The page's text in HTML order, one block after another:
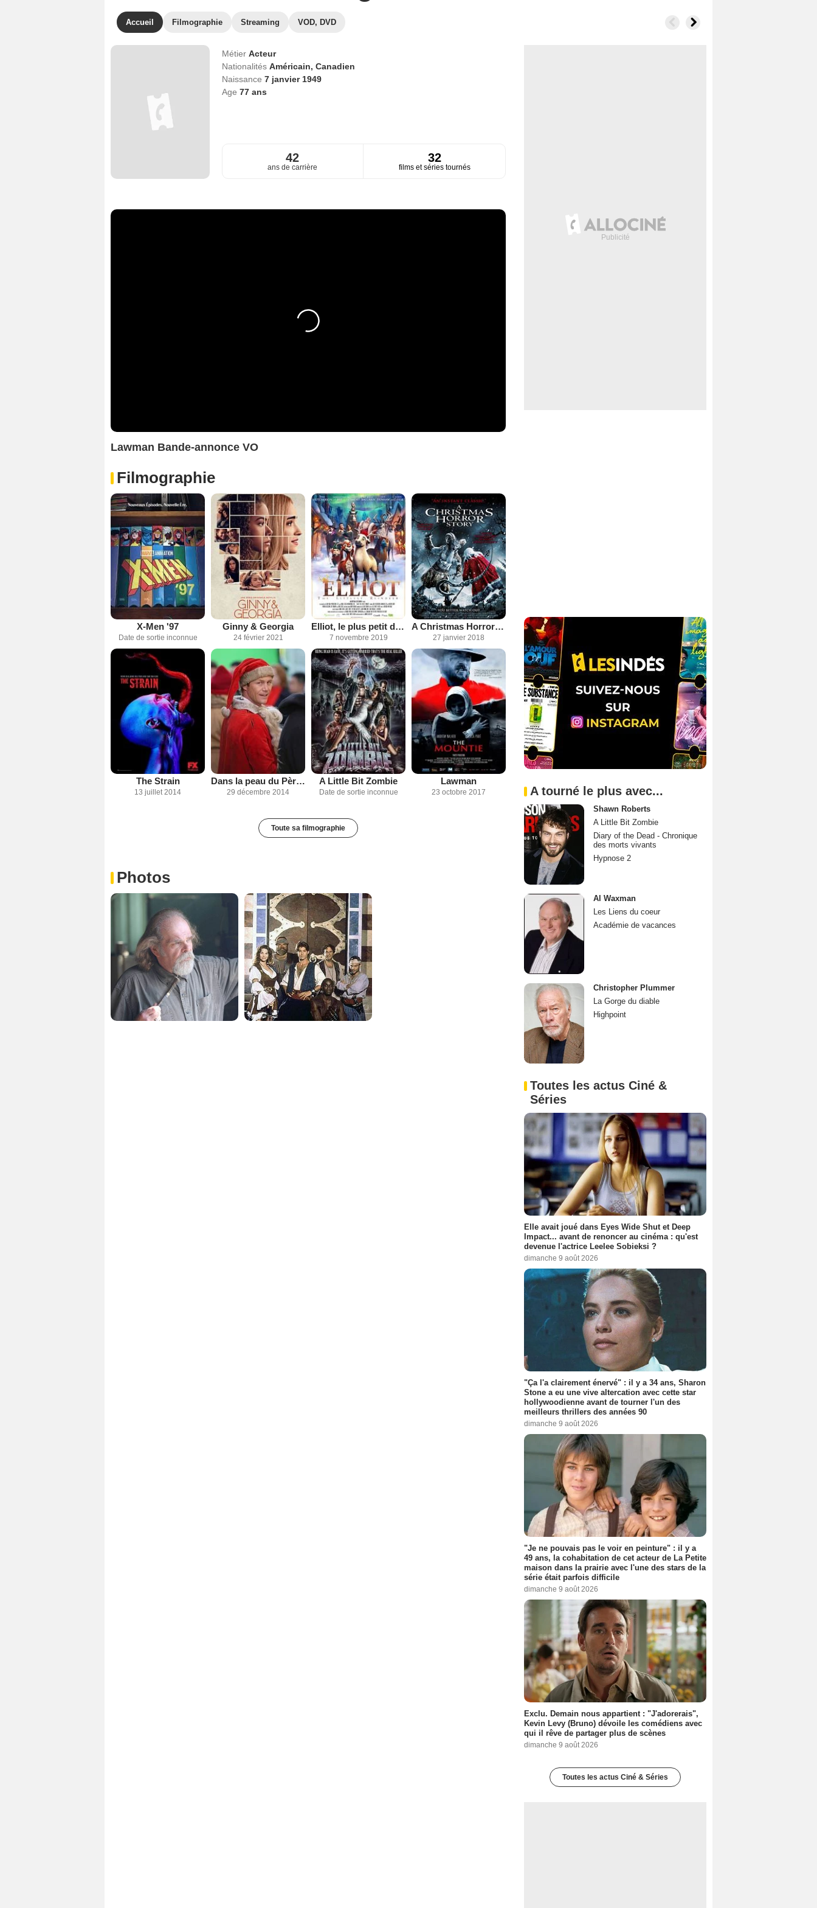
Accueil Filmographie Streaming VOD, DVD
Métier Acteur
Nationalités Américain, Canadien
Naissance 7 janvier 1949
Age 77ans
42
ans de carrière
32
films et séries tournés
Lawman Bande-annonce VO
Filmographie
X-Men '97
Date de sortie inconnue
Ginny & Georgia
24 février 2021
Elliot, le plus petit des rennes
7 novembre 2019
A Christmas Horror Story
27 janvier 2018
The Strain
13 juillet 2014
Dans la peau du Père Noël
29 décembre 2014
A Little Bit Zombie
Date de sortie inconnue
Lawman
23 octobre 2017
Toute sa filmographie
Photos
A tourné le plus avec...
Shawn Roberts
A Little Bit Zombie
Diary of the Dead - Chronique
des morts vivants
Hypnose 2
Al Waxman
Les Liens du coeur
Académie de vacances
Christopher Plummer
La Gorge du diable
Highpoint
Toutes les actus Ciné &
Séries
Elle avait joué dans Eyes Wide Shut et Deep
Impact... avant de renoncer au cinéma : qu'est
devenue l'actrice Leelee Sobieksi ?
dimanche 9 août 2026
"Ça l'a clairement énervé" : il y a 34 ans, Sharon
Stone a eu une vive altercation avec cette star
hollywoodienne avant de tourner l'un des
meilleurs thrillers des années 90
dimanche 9 août 2026
"Je ne pouvais pas le voir en peinture" : il y a
49 ans, la cohabitation de cet acteur de La Petite
maison dans la prairie avec l'une des stars de la
série était parfois difficile
dimanche 9 août 2026
Exclu. Demain nous appartient : "J'adorerais",
Kevin Levy (Bruno) dévoile les comédiens avec
qui il rêve de partager plus de scènes
dimanche 9 août 2026
Toutes les actus Ciné & Séries